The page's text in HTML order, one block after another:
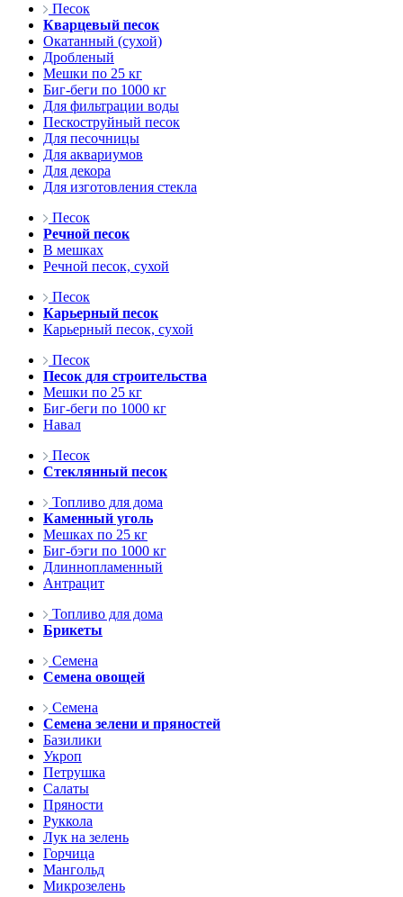
Песок
Кварцевый песок
Окатанный (сухой)
Дробленый
Мешки по 25 кг
Биг-беги по 1000 кг
Для фильтрации воды
Пескоструйный песок
Для песочницы
Для аквариумов
Для декора
Для изготовления стекла
Песок
Речной песок
В мешках
Речной песок, сухой
Песок
Карьерный песок
Карьерный песок, сухой
Песок
Песок для строительства
Мешки по 25 кг
Биг-беги по 1000 кг
Навал
Песок
Стеклянный песок
Топливо для дома
Каменный уголь
Мешках по 25 кг
Биг-бэги по 1000 кг
Длиннопламенный
Антрацит
Топливо для дома
Брикеты
Семена
Семена овощей
Семена
Семена зелени и пряностей
Базилики
Укроп
Петрушка
Салаты
Пряности
Руккола
Лук на зелень
Горчица
Мангольд
Микрозелень